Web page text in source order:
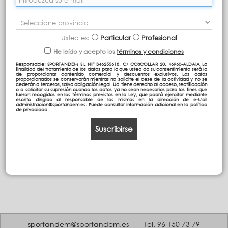
Usted es: Particular Profesional
He leído y acepto los términos y condiciones
Responsable: SPORTANDEM S.L NIF B46255618, C/ COSCOLLAR 20, 46960-ALDAIA La
finalidad del tratamiento de los datos para la que usted da su consentimiento será la
de proporcionar contenido comercial y descuentos exclusivos. Los datos
proporcionados se conservarán mientras no solicite el cese de la actividad y no se
cederán a terceros, salvo obligación legal. Ud. tiene derecho al acceso, rectificación
o a solicitar su supresión cuando los datos ya no sean necesarios para los fines que
fueron recogidos en los términos previstos en la Ley, que podrá ejercitar mediante
escrito dirigido al responsable de los mismos en la dirección de e-Mail
administracion@sportandem.es. Puede consultar información adicional enla política
de privacidad
Suscribirse
sportandem@sportandem.es Tel. 96 150 73 79